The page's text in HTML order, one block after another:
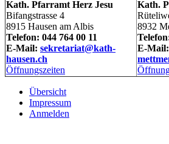
Kath. Pfarramt Herz Jesu
Bifangstrasse 4
8915 Hausen am Albis
Telefon: 044 764 00 11
E-Mail: sekretariat@kath-
hausen.ch
Öffnungszeiten
Kath.
8932
E-Mail:
Übersicht
Impressum
Anmelden